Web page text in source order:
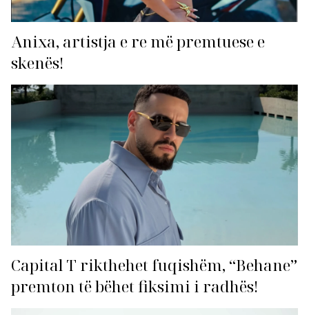
Anixa, artistja e re më premtuese e
skenës!
Capital T rikthehet fuqishëm, “Behane”
premton të bëhet fiksimi i radhës!